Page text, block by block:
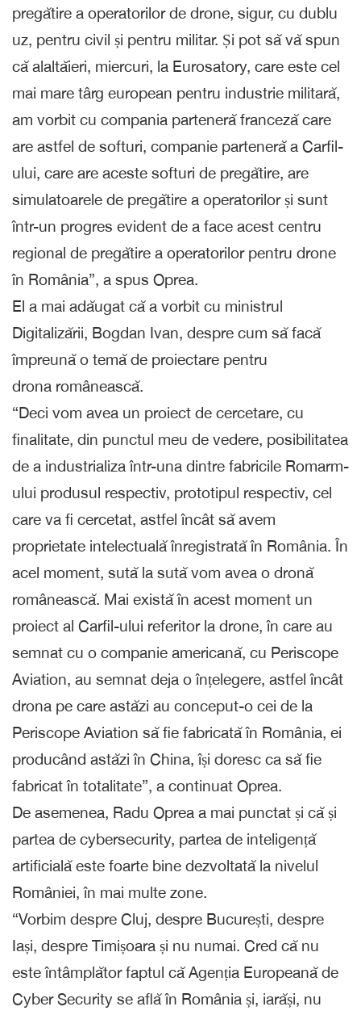
pregătire a operatorilor de drone, sigur, cu dublu
uz, pentru civil și pentru militar. Și pot să vă spun
că alaltăieri, miercuri, la Eurosatory, care este cel
mai mare târg european pentru industrie militară,
am vorbit cu compania parteneră franceză care
are astfel de softuri, companie parteneră a Carfil-
ului, care are aceste softuri de pregătire, are
simulatoarele de pregătire a operatorilor și sunt
într-un progres evident de a face acest centru
regional de pregătire a operatorilor pentru drone
în România”, a spus Oprea.
El a mai adăugat că a vorbit cu ministrul
Digitalizării, Bogdan Ivan, despre cum să facă
împreună o temă de proiectare pentru
drona românească.
“Deci vom avea un proiect de cercetare, cu
finalitate, din punctul meu de vedere, posibilitatea
de a industrializa într-una dintre fabricile Romarm-
ului produsul respectiv, prototipul respectiv, cel
care va fi cercetat, astfel încât să avem
proprietate intelectuală înregistrată în România. În
acel moment, sută la sută vom avea o dronă
românească. Mai există în acest moment un
proiect al Carfil-ului referitor la drone, în care au
semnat cu o companie americană, cu Periscope
Aviation, au semnat deja o înțelegere, astfel încât
drona pe care astăzi au conceput-o cei de la
Periscope Aviation să fie fabricată în România, ei
producând astăzi în China, își doresc ca să fie
fabricat în totalitate”, a continuat Oprea.
De asemenea, Radu Oprea a mai punctat și că și
partea de cybersecurity, partea de inteligență
artificială este foarte bine dezvoltată la nivelul
României, în mai multe zone.
“Vorbim despre Cluj, despre București, despre
Iași, despre Timișoara și nu numai. Cred că nu
este întâmplător faptul că Agenția Europeană de
Cyber Security se află în România și, iarăși, nu